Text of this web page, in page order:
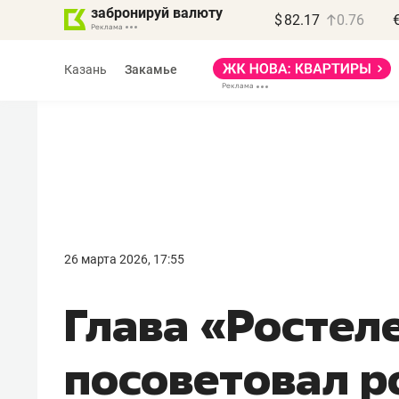
забронируй валюту $ 82.17 0.76
Казань Закамье
26 марта 2026, 17:55
Глава
посоветовал
правил, бизнес может
потерять минимум